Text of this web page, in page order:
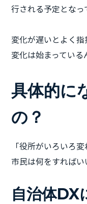
行される予定となっ
変化が遅いとよく
変化は始まっている
具体的に
の？
「役所がいろいろ
市民は何をすればい
自治体DX